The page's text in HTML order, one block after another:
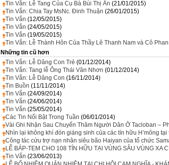
Tin Vắn: Lễ Tang Của Cụ Bà Bùi Thị Ân (21/01/2015)
Tin Vắn: Chia Tay MsNc. Đinh Thuận (26/01/2015)
Tin Vắn (12/05/2015)
Tin Vắn (24/05/2015)
Tin Vắn (19/05/2015)
Tin Vắn: Lễ Thành Hôn Của Thầy Lê Thanh Nam và Cô
Những tin cũ hơn
Tin Vắn: Lễ Dâng Con Trẻ (01/12/2014)
Tin Vắn: Tang lễ Ông Thái Văn Nhơn (01/12/2014)
Tin Vắn: Lễ Dâng Con (16/11/2014)
Tin Buồn (11/11/2014)
Tin Vắn (24/09/2014)
Tin Vắn (24/06/2014)
Tin Vắn (25/05/2014)
Các Tin Nổi Bật Trong Tuần (06/01/2014)
Vài Ghi Nhận Sau Chuyến Thăm Người Dân Ở Tacloban –
Nhìn lại không khí đón giáng sinh của các tín hữu H’mông tại
Công tác cứu trợ nạn nhân siêu bão Haiyan của tổ chức
LỄ BÁP-TEM CHO 108 TÍN HỮU TẠI VÙNG SÂU VÙNG XA
Tin Vắn (23/06/2013)